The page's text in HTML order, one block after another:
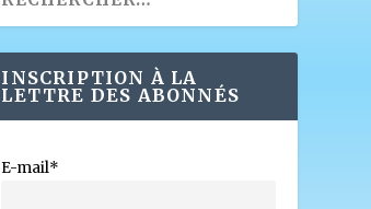
INSCRIPTION À LA
LETTRE DES ABONNÉS
E-mail*